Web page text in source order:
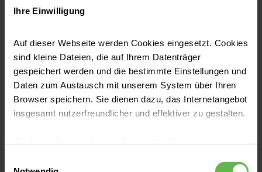
Ihre Einwilligung
Auf dieser Webseite werden Cookies eingesetzt. Cookies
sind kleine Dateien, die auf Ihrem Datenträger
gespeichert werden und die bestimmte Einstellungen und
Daten zum Austausch mit unserem System über Ihren
Browser speichern. Sie dienen dazu, das Internetangebot
insgesamt nutzerfreundlicher und effektiver zu gestalten.
eingesetzt werden.
gestört ist. Kennzeichnend sind mit der
sich nach der Stuhlentleerung bessern. Diese
Symptomatik wird auch oft von
begleitet.